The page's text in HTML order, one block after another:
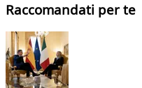
Raccomandati per te